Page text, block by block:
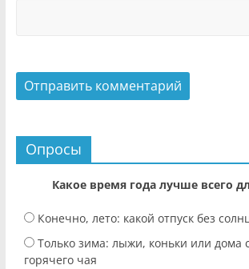
Опросы
Какое время года лучше всего
Конечно, лето: какой отпуск без
Только зима: лыжи, коньки или дома
горячего чая